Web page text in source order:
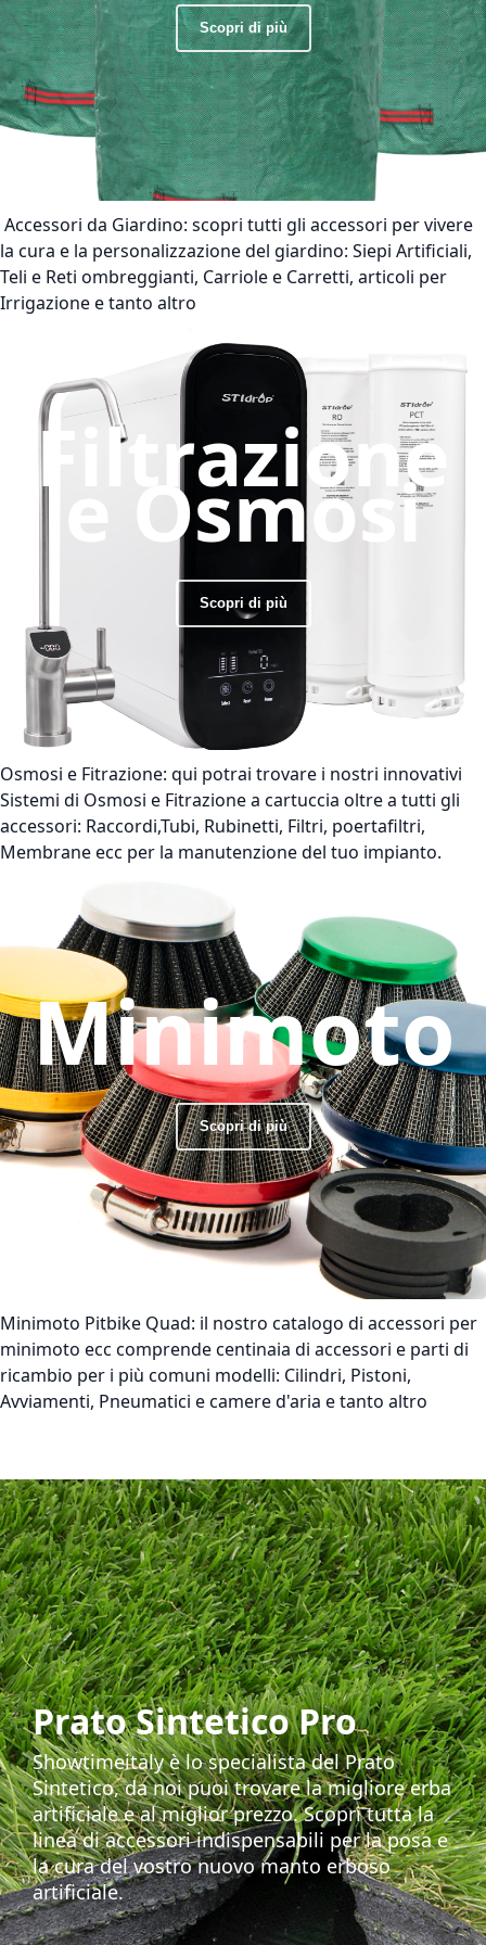
Scopri di più
Accessori da Giardino: scopri tutti gli accessori per vivere
la cura e la personalizzazione del giardino: Siepi Artificiali,
Teli e Reti ombreggianti, Carriole e Carretti, articoli per
Irrigazione e tanto altro
Filtrazione
e Osmosi
Scopri di più
Osmosi e Fitrazione: qui potrai trovare i nostri innovativi
Sistemi di Osmosi e Fitrazione a cartuccia oltre a tutti gli
accessori: Raccordi,Tubi, Rubinetti, Filtri, poertafiltri,
Membrane ecc per la manutenzione del tuo impianto.
Minimoto
Scopri di più
Minimoto Pitbike Quad: il nostro catalogo di accessori per
minimoto ecc comprende centinaia di accessori e parti di
ricambio per i più comuni modelli: Cilindri, Pistoni,
Avviamenti, Pneumatici e camere d'aria e tanto altro
Prato Sintetico Pro
Showtimeitaly è lo specialista del Prato
Sintetico, da noi puoi trovare la migliore erba
artificiale e al miglior prezzo. Scopri tutta la
linea di accessori indispensabili per la posa e
la cura del vostro nuovo manto erboso
artificiale.